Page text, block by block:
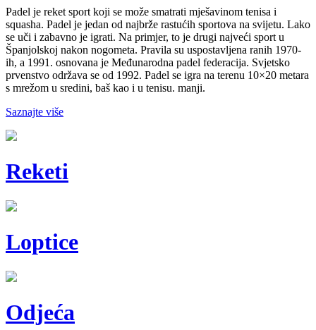
Padel je reket sport koji se može smatrati mješavinom tenisa i
squasha. Padel je jedan od najbrže rastućih sportova na svijetu. Lako
se uči i zabavno je igrati. Na primjer, to je drugi najveći sport u
Španjolskoj nakon nogometa. Pravila su uspostavljena ranih 1970-
ih, a 1991. osnovana je Međunarodna padel federacija. Svjetsko
prvenstvo održava se od 1992. Padel se igra na terenu 10×20 metara
s mrežom u sredini, baš kao i u tenisu. manji.
Saznajte više
Reketi
Loptice
Odjeća